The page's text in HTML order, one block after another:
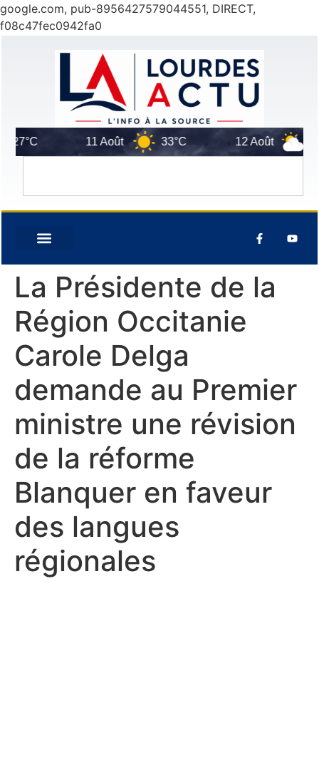
google.com, pub-8956427579044551, DIRECT,
f08c47fec0942fa0
11 Août 33°C 12 Août 28°C
La Présidente de la
Région Occitanie
Carole Delga
demande au Premier
ministre une révision
de la réforme
Blanquer en faveur
des langues
régionales